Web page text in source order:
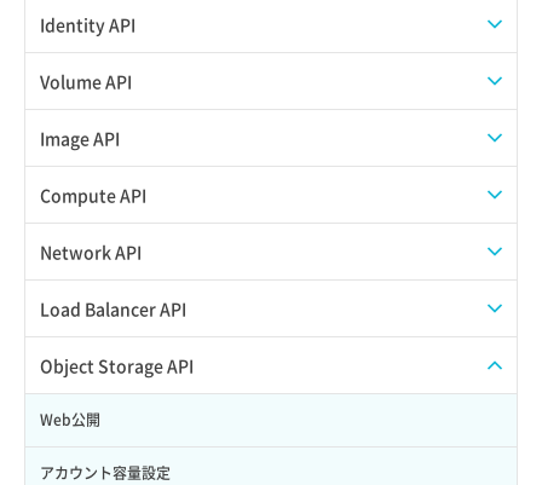
APIでVPSにISOイメージを挿入する
APIでVPSを作成する
APIユーザーを作成する
API情報を確認する
Identity API
Credential一覧取得
Credential作成
Credential削除
サブユーザーにロールを紐づけ
サブユーザー一覧取得
サブユーザー作成
Volume API
スナップショット一覧取得
スナップショット作成
スナップショット削除
スナップショット詳細取得（アイテム指定）
バックアップリストア
Image API
ISOイメージアップロード
ISOイメージ作成
イメージ一覧取得
Compute API
ISOイメージ挿入/排出
SSHキーペア一覧取得
SSHキーペア作成
SSHキーペア削除
SSHキーペア詳細取得
Network API
QoSポリシー一覧取得
QoSポリシー詳細取得
サブネット一覧取得
サブネット作成（ローカルネットワーク用）
Load Balancer API
プール一覧取得
プール作成
プール削除
Object Storage API
Web公開
アカウント容量設定